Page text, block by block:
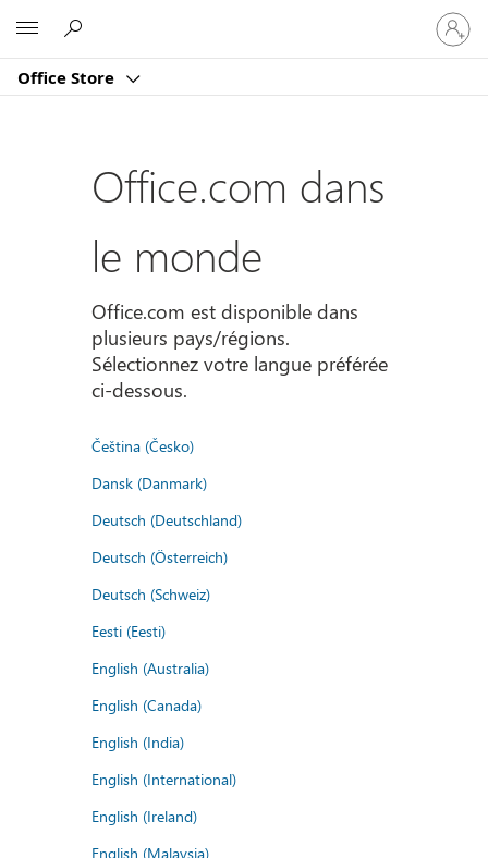
Office Store
vous
à
compte
Office.com dans
le monde
Office.com est disponible dans
plusieurs pays/régions.
Sélectionnez votre langue préférée
ci-dessous.
Čeština (Česko)
Dansk (Danmark)
Deutsch (Deutschland)
Deutsch (Österreich)
Deutsch (Schweiz)
Eesti (Eesti)
English (Australia)
English (Canada)
English (India)
English (International)
English (Ireland)
English (Malaysia)